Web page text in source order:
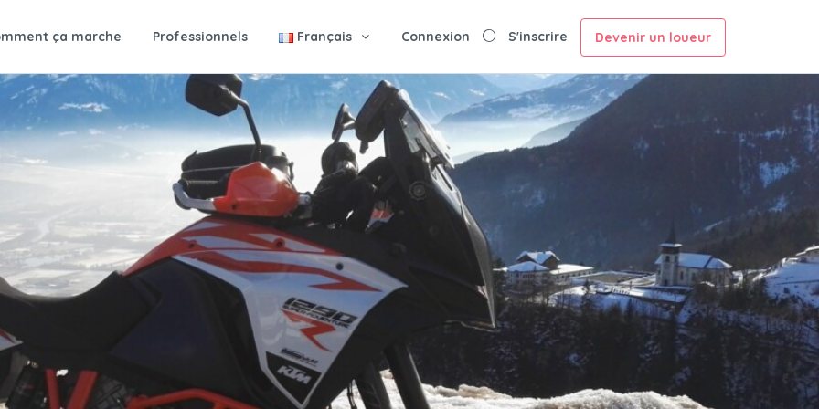
ça marche Professionnels Français Connexion S'inscrire Devenir un loueur